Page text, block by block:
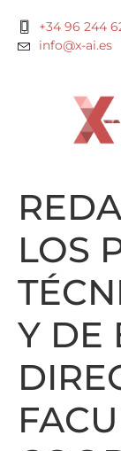
+34 96 244
info@x-ai.es
LOS
Y DE